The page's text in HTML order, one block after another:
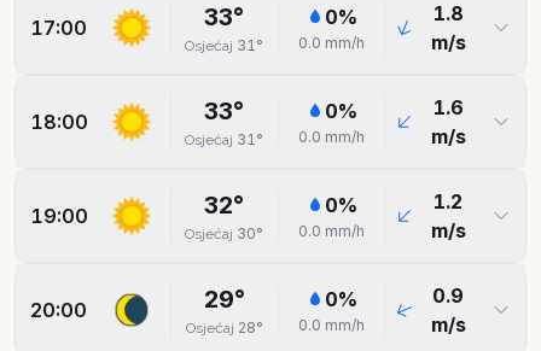
17:00 33°
Osjećaj 31°
0%
0.0 mm/h
1.8
m/s
18:00 33°
Osjećaj 31°
0%
0.0 mm/h
1.6
m/s
19:00 32°
Osjećaj 30°
0%
0.0 mm/h
1.2
m/s
20:00 29°
Osjećaj 28°
0%
0.0 mm/h
0.9
m/s